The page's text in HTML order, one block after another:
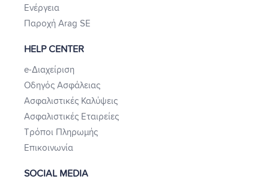
Ενέργεια
Παροχή Arag SE
HELP CENTER
e-Διαχείριση
Οδηγός Ασφάλειας
Ασφαλιστικές Καλύψεις
Ασφαλιστικές Εταιρείες
Τρόποι Πληρωμής
Επικοινωνία
SOCIAL MEDIA